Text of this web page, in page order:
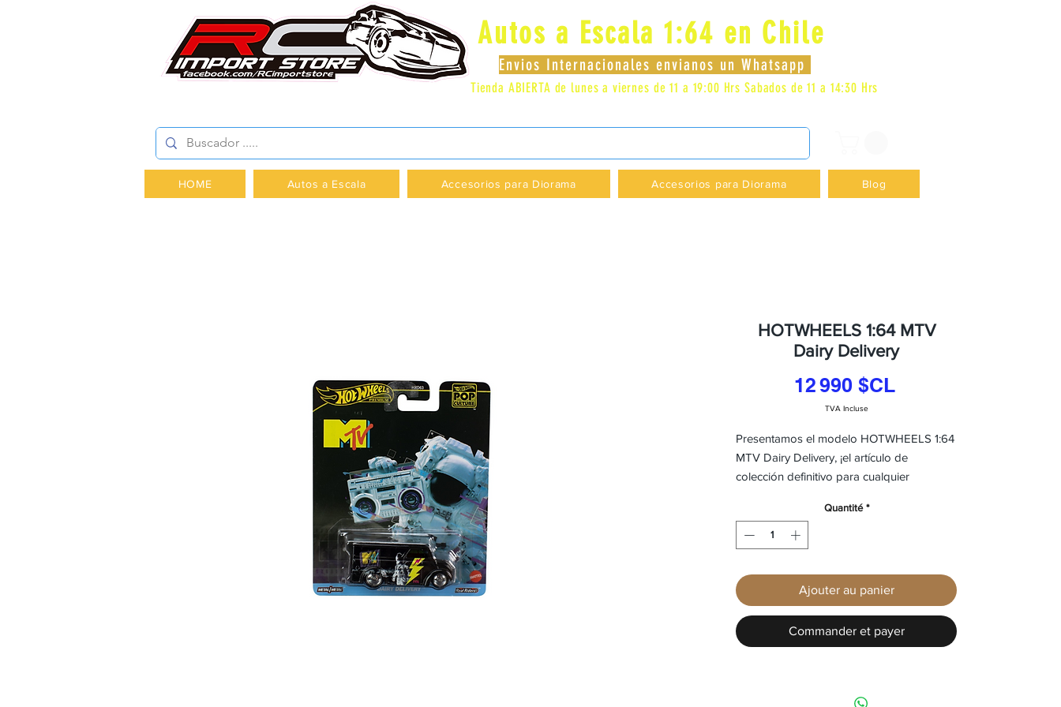
Autos a Escala 1:64 en Chile
Envios Internacionales envianos un Whatsapp
Tienda ABIERTA de lunes a viernes de 11 a 19:00 Hrs Sabados de 11 a 14:30 Hrs
HOME Autos a Escala Accesorios para Diorama Accesorios para Diorama Blog
HOTWHEELS 1:64 MTV
Dairy Delivery
12 990 $CLPrix
TVA Incluse
Presentamos el modelo HOTWHEELS 1:64
MTV Dairy Delivery, ¡el artículo de
colección definitivo para cualquier
edición limitada Dairy Delivery presenta el
logotipo y la marca icónicos de MTV, lo
que lo convierte en un artículo
de música. El tamaño a escala 1:64 lo hace
perfecto para exhibirlo o para dar una
vuelta en tu pista de Hot Wheels. Con su
diseño detallado y colores vibrantes, este
eres un coleccionista empedernido de Hot
Quantité *
Ajouter au panier
Commander et payer